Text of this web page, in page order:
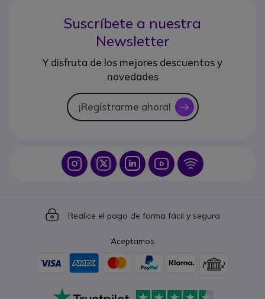
Suscríbete a nuestra
Newsletter
Y disfruta de los mejores descuentos y
novedades
¡Regístrarme ahora! icon
Icon IconIcon Icon Icon
Icon
Realice el pago de forma fácil y segura
Aceptamos